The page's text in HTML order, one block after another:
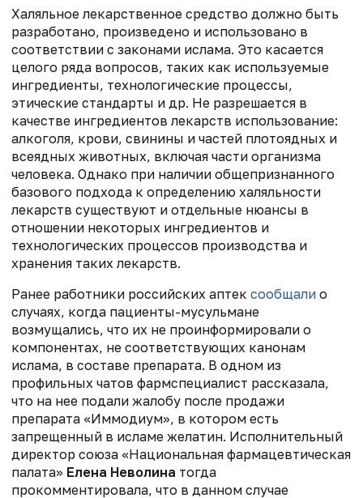
Халяльное лекарственное средство должно быть
разработано, произведено и использовано в
соответствии с законами ислама. Это касается
целого ряда вопросов, таких как используемые
ингредиенты, технологические процессы,
этические стандарты и др. Не разрешается в
качестве ингредиентов лекарств использование:
алкоголя, крови, свинины и частей плотоядных и
всеядных животных, включая части организма
человека. Однако при наличии общепризнанного
базового подхода к определению халяльности
лекарств существуют и отдельные нюансы в
отношении некоторых ингредиентов и
технологических процессов производства и
хранения таких лекарств.
Ранее работники российских аптек сообщали о
случаях, когда пациенты-мусульмане
возмущались, что их не проинформировали о
компонентах, не соответствующих канонам
ислама, в составе препарата. В одном из
профильных чатов фармспециалист рассказала,
что на нее подали жалобу после продажи
препарата «Иммодиум», в котором есть
запрещенный в исламе желатин. Исполнительный
директор союза «Национальная фармацевтическая
палата» Елена Неволина тогда
прокомментировала, что в данном случае